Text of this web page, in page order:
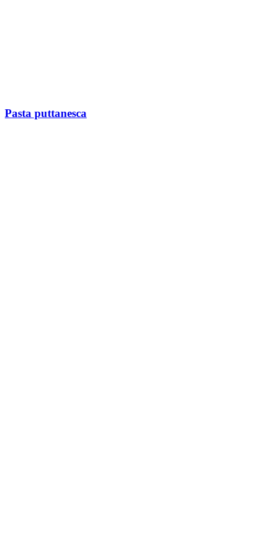
Pasta puttanesca